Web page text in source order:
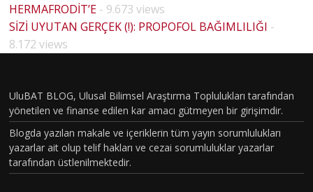
HERMAFRODİT’E - 9.673 views
SİZİ UYUTAN GERÇEK (!): PROPOFOL BAĞIMLILIĞI -
8.172 views
UluBAT BLOG, Ulusal Bilimsel Araştırma Toplulukları tarafından
yönetilen ve finanse edilen kar amacı gütmeyen bir girişimdir.
Blogda yazılan makale ve içeriklerin tüm yayın sorumlulukları
yazarlar ait olup telif hakları ve cezai sorumluluklar yazarlar
tarafından üstlenilmektedir.
BİYOLO
JİK
TOPLU
MSAL
CİNSİYE
T
HOUSE
MD
BÖLÜM
VAKASI
GERÇEK
OLDU :
TÜRKİY